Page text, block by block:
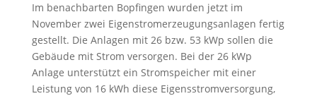
Im benachbarten Bopfingen wurden jetzt im
November zwei Eigenstromerzeugungsanlagen fertig
gestellt. Die Anlagen mit 26 bzw. 53 kWp sollen die
Gebäude mit Strom versorgen. Bei der 26 kWp
Anlage unterstützt ein Stromspeicher mit einer
Leistung von 16 kWh diese Eigensstromversorgung,